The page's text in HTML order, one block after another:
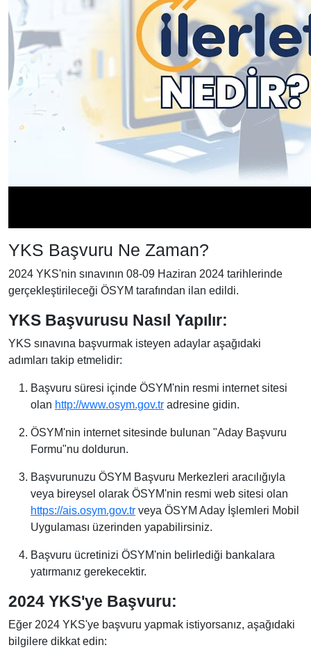
YKS Başvuru Ne Zaman?
2024 YKS'nin sınavının 08-09 Haziran 2024 tarihlerinde
gerçekleştirileceği ÖSYM tarafından ilan edildi.
YKS Başvurusu Nasıl Yapılır:
YKS sınavına başvurmak isteyen adaylar aşağıdaki
adımları takip etmelidir:
Başvuru süresi içinde ÖSYM'nin resmi internet sitesi
olan http://www.osym.gov.tr adresine gidin.
ÖSYM'nin internet sitesinde bulunan "Aday Başvuru
Formu"nu doldurun.
Başvurunuzu ÖSYM Başvuru Merkezleri aracılığıyla
veya bireysel olarak ÖSYM'nin resmi web sitesi olan
https://ais.osym.gov.tr veya ÖSYM Aday İşlemleri Mobil
Uygulaması üzerinden yapabilirsiniz.
Başvuru ücretinizi ÖSYM'nin belirlediği bankalara
yatırmanız gerekecektir.
2024 YKS'ye Başvuru:
Eğer 2024 YKS'ye başvuru yapmak istiyorsanız, aşağıdaki
bilgilere dikkat edin: